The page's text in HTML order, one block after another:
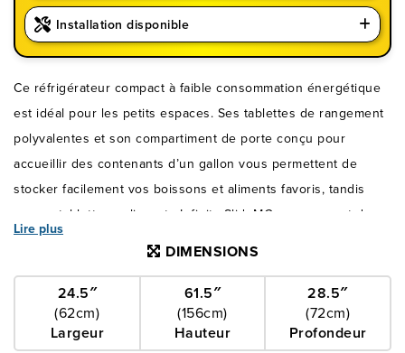
Installation disponible
Ce réfrigérateur compact à faible consommation énergétique
est idéal pour les petits espaces. Ses tablettes de rangement
polyvalentes et son compartiment de porte conçu pour
accueillir des contenants d’un gallon vous permettent de
stocker facilement vos boissons et aliments favoris, tandis
que sa tablette coulissante Infinity SlideMC vous permet de
ranger les articles de plus grande taille. Sa conception
glaçons EZ connectMC en font un appareil moderne et
élégant qui s’intègre parfaitement à tout type de décor. Article
en commande spéciale.
Lire plus
DIMENSIONS
24.5″
(62cm)
Largeur
61.5″
(156cm)
Hauteur
28.5″
(72cm)
Profondeur